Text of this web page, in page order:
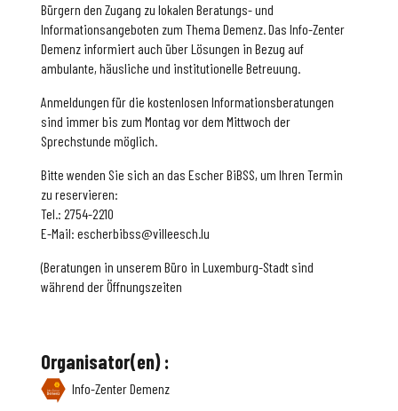
Bürgern den Zugang zu lokalen Beratungs- und
Informationsangeboten zum Thema Demenz. Das Info-Zenter
Demenz informiert auch über Lösungen in Bezug auf
ambulante, häusliche und institutionelle Betreuung.
Anmeldungen für die kostenlosen Informationsberatungen
sind immer bis zum Montag vor dem Mittwoch der
Sprechstunde möglich.
Bitte wenden Sie sich an das Escher BiBSS, um Ihren Termin
zu reservieren:
Tel.: 2754-2210
E-Mail: escherbibss@villeesch.lu
(Beratungen in unserem Büro in Luxemburg-Stadt sind
während der Öffnungszeiten
Organisator(en) :
Info-Zenter Demenz